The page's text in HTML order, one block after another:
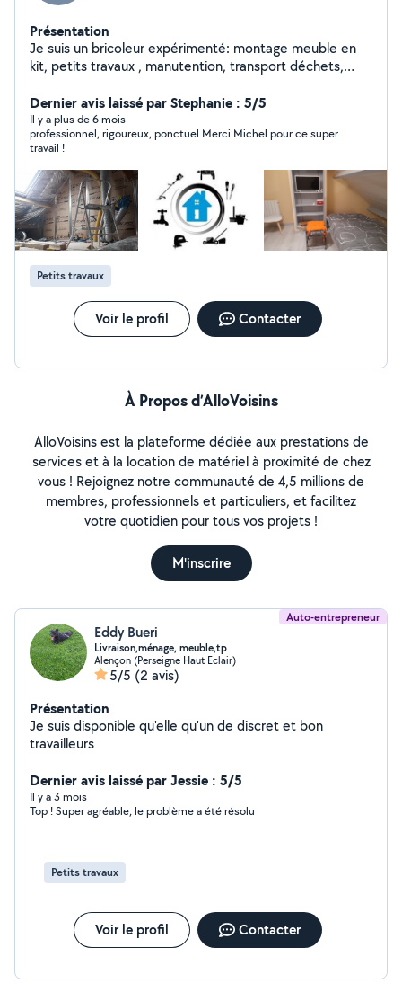
Présentation
Je suis un bricoleur expérimenté: montage meuble en
kit, petits travaux , manutention, transport déchets,
Dernier avis laissé par Stephanie : 5/5
Il y a plus de 6 mois
professionnel, rigoureux, ponctuel Merci Michel pour ce super
travail !
Petits travaux
Voir le profil Contacter
À Propos d’AlloVoisins
AlloVoisins est la plateforme dédiée aux prestations de
services et à la location de matériel à proximité de chez
vous ! Rejoignez notre communauté de 4,5 millions de
membres, professionnels et particuliers, et facilitez
votre quotidien pour tous vos projets !
M'inscrire
Auto-entrepreneur
Eddy Bueri
Livraison,ménage, meuble,tp
Alençon (Perseigne Haut Eclair)
5/5 (2 avis)
Présentation
Je suis disponible qu'elle qu'un de discret et bon
travailleurs
Dernier avis laissé par Jessie : 5/5
Il y a 3 mois
Top ! Super agréable, le problème a été résolu
Petits travaux
Voir le profil Contacter